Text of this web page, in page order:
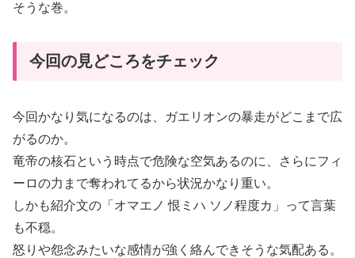
そうな巻。
今回の見どころをチェック
今回かなり気になるのは、ガエリオンの暴走がどこまで広
がるのか。
竜帝の核石という時点で危険な空気あるのに、さらにフィ
ーロの力まで奪われてるから状況かなり重い。
しかも紹介文の「オマエノ 恨ミハ ソノ程度カ」って言葉
も不穏。
怒りや怨念みたいな感情が強く絡んできそうな気配ある。